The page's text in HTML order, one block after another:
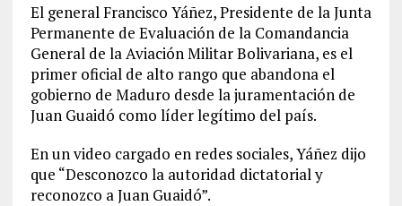
El general Francisco Yáñez, Presidente de la Junta
Permanente de Evaluación de la Comandancia
General de la Aviación Militar Bolivariana, es el
primer oficial de alto rango que abandona el
gobierno de Maduro desde la juramentación de
Juan Guaidó como líder legítimo del país.
En un video cargado en redes sociales, Yáñez dijo
que “Desconozco la autoridad dictatorial y
reconozco a Juan Guaidó”.